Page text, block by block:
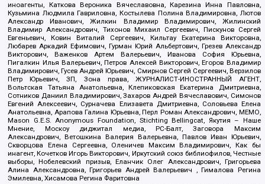
иноагенты, Каткова Вероника Вячеславовна, Карезина Инна Павловна,
Кузьмина Людмила Гавриловна, Костылева Полина Владимировна, Лютов
Александр Иванович, Жилкин Владимир Владимирович, Жилинский
Владимир Александрович, Тихонов Михаил Сергеевич, Пискунов Сергей
Евгеньевич, Ковин Виталий Сергеевич, Кильтау Екатерина Викторовна,
Любарев Аркадий Ефимович, Гурман Юрий Альбертович, Грезев Александр
Викторович, Важенков Артем Валерьевич, Иванова София Юрьевна,
Пигалкин Илья Валерьевич, Петров Алексей Викторович, Егоров Владимир
Владимирович, Гусев Андрей Юрьевич, Смирнов Сергей Сергеевич, Верзилов
Петр Юрьевич, ЗП, Зона права, ЖУРНАЛИСТ-ИНОСТРАННЫЙ АГЕНТ,
Вольтская Татьяна Анатольевна, Клепиковская Екатерина Дмитриевна,
Сотников Даниил Владимирович, Захаров Андрей Вячеславович, Симонов
Евгений Алексеевич, Сурначева Елизавета Дмитриевна, Соловьева Елена
Анатольевна, Арапова Галина Юрьевна, Перл Роман Александрович, МЕМО,
Mason G.E.S. Anonymous Foundation, Stichting Bellingcat, Якутия – Наше
Мнение, Москоу диджитал медиа, РС-Балт, Заговора Максим
Александрович, Ветошкина Валерия Валерьевна, Павлов Иван Юрьевич,
Скворцова Елена Сергеевна, Оленичев Максим Владимирович, Как бы
инагент, Кочетков Игорь Викторович, Иркутский союз библиофилов, Честные
выборы, Нобелевский призыв, Еланчик Олег Александрович, Григорьева
Алина Александровна, Григорьев Андрей Валерьевич , Гималова Регина
Эмилевна, Хисамова Регина Фаритовна